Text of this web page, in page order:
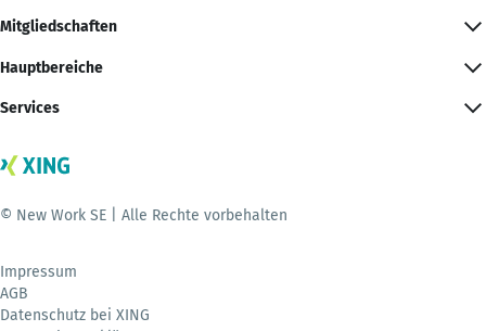
Mitgliedschaften
Hauptbereiche
Services
© New Work SE | Alle Rechte vorbehalten
Impressum
AGB
Datenschutz bei XING